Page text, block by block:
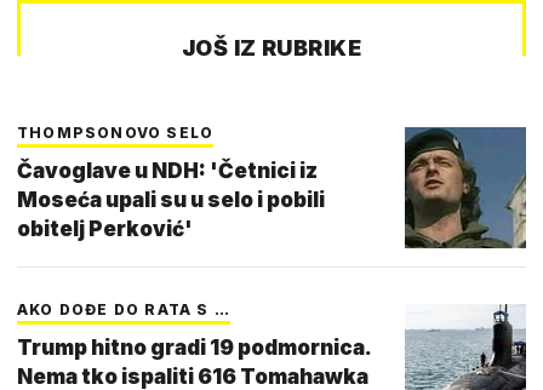
JOŠ IZ RUBRIKE
THOMPSONOVO SELO
Čavoglave u NDH: 'Četnici iz
Moseća upali su u selo i pobili
obitelj Perković'
AKO DOĐE DO RATA S …
Trump hitno gradi 19 podmornica.
Nema tko ispaliti 616 Tomahawka